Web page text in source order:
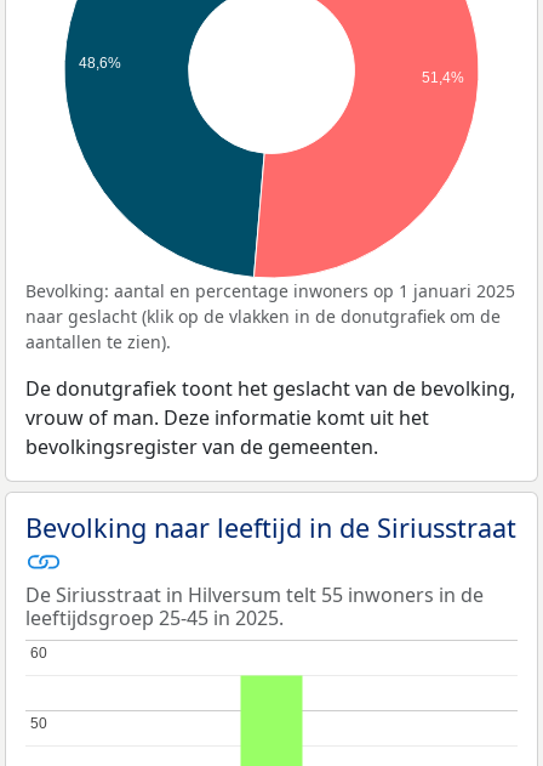
48,6%
51,4%
Bevolking: aantal en percentage inwoners op 1 januari 2025
naar geslacht (klik op de vlakken in de donutgrafiek om de
aantallen te zien).
De donutgrafiek toont het geslacht van de bevolking,
vrouw of man. Deze informatie komt uit het
bevolkingsregister van de gemeenten.
Bevolking naar leeftijd in de Siriusstraat
De Siriusstraat in Hilversum telt 55 inwoners in de
leeftijdsgroep 25-45 in 2025.
50
50
60
60